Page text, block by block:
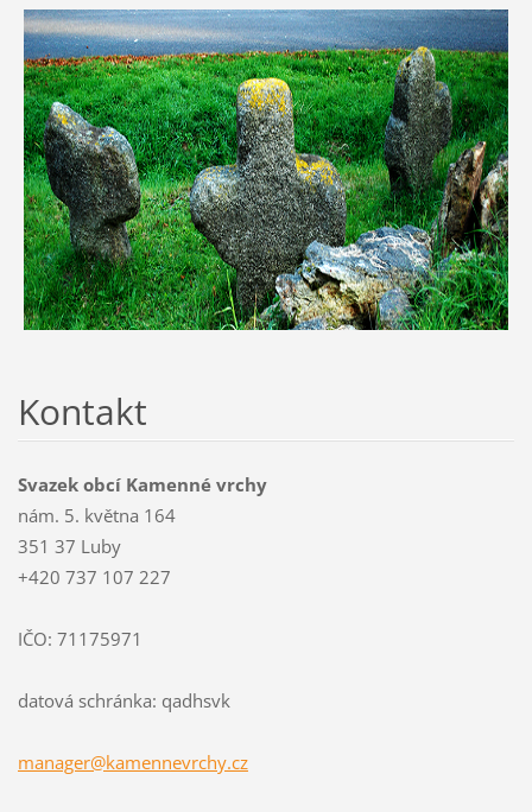
Kontakt
Svazek obcí Kamenné vrchy
nám. 5. května 164
351 37 Luby
+420 737 107 227
IČO: 71175971
datová schránka: qadhsvk
manager@kamennevrchy.cz